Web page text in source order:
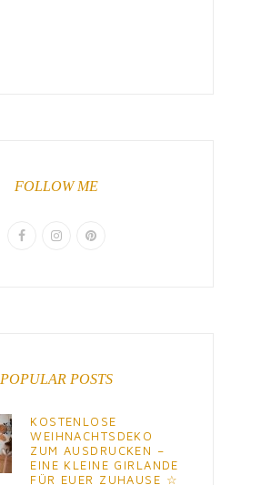
FOLLOW ME
POPULAR POSTS
KOSTENLOSE
WEIHNACHTSDEKO
ZUM AUSDRUCKEN –
EINE KLEINE GIRLANDE
FÜR EUER ZUHAUSE ☆